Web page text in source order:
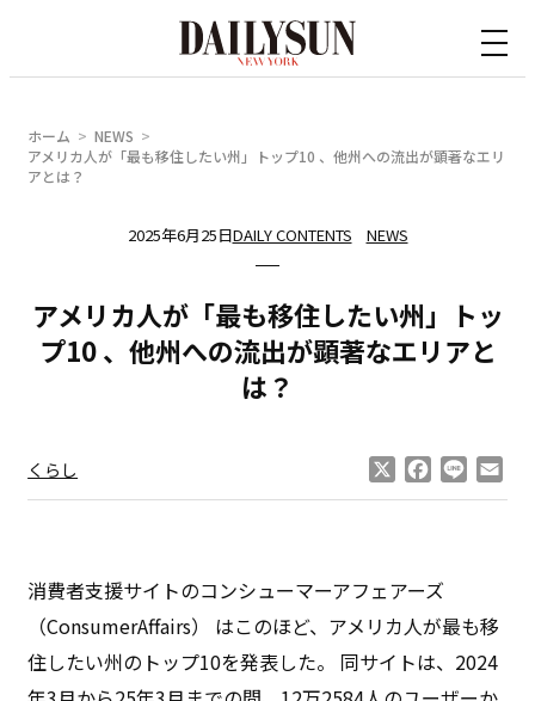
ホーム
NEWS
アメリカ人が「最も移住したい州」トップ10 、他州への流出が顕著なエリ
アとは？
2025年6月25日DAILY CONTENTS NEWS
アメリカ人が「最も移住したい州」トッ
プ10 、他州への流出が顕著なエリアと
は？
くらし Facebook
Line
消費者支援サイトのコンシューマーアフェアーズ
（ConsumerAffairs） はこのほど、アメリカ人が最も移
住したい州のトップ10を発表した。 同サイトは、2024